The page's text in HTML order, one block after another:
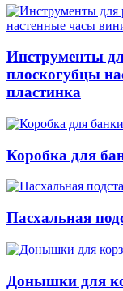
Инструменты
плоскогубцы
пластинка
Коробка для
Пасхальная
Донышки для